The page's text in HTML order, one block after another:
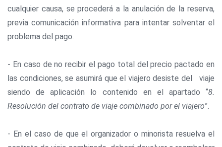
cualquier causa, se procederá a la anulación de la reserva,
previa comunicación informativa para intentar solventar el
problema del pago.
- En caso de no recibir el pago total del precio pactado en
las condiciones, se asumirá que el viajero desiste del viaje
siendo de aplicación lo contenido en el apartado “8.
Resolución del contrato de viaje combinado por el viajero”.
- En el caso de que el organizador o minorista resuelva el